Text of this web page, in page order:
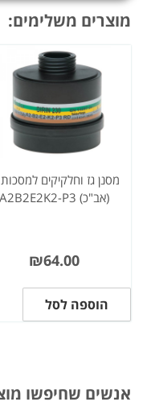
מוצרים משלימים:
מסנן גז וחלקיקים למסכות
(אב"כ) A2B2E2K2-P3
₪64.00
הוספה לסל
אנשים שחיפשו